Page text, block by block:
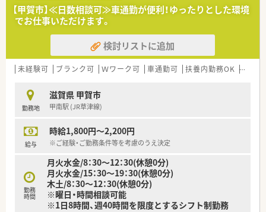
【甲賀市】≪日数相談可≫車通勤が便利！ゆったりとした環境
でお仕事いただけます。
検討リストに追加
未経験可 ブランク可 Ｗワーク可 車通勤可 扶養内勤務OK 大手
勤務地
滋賀県 甲賀市
甲南駅 (JR草津線)
給与
時給1,800円～2,200円
※ご経験・ご勤務条件等を考慮のうえ決定
勤務
時間
月火水金/8：30～12：30(休憩0分)
月火水金/15：30～19：30(休憩0分)
木土/8：30～12：30(休憩0分)
※曜日・時間相談可能
※1日8時間、週40時間を限度とするシフト制勤務